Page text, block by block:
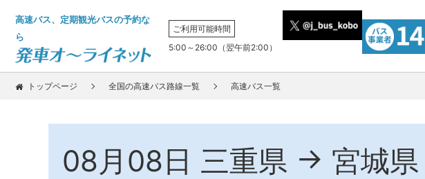
高速バス、定期観光バスの予約な
ら
ご利用可能時間
5:00～26:00（翌午前2:00）
トップページ 全国の高速バス路線一覧 高速バス一覧
08月08日 三重県 → 宮城県